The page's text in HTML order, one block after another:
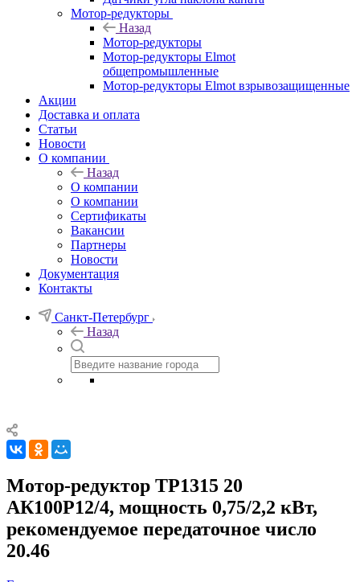
Мотор-редукторы
Назад
Мотор-редукторы
Мотор-редукторы Elmot
общепромышленные
Мотор-редукторы Elmot взрывозащищенные
Акции
Доставка и оплата
Статьи
Новости
О компании
Назад
О компании
О компании
Сертификаты
Вакансии
Партнеры
Новости
Документация
Контакты
Санкт-Петербург
Назад
Мотор-редуктор ТР1315 20
АК100P12/4, мощность 0,75/2,2 кВт,
рекомендуемое передаточное число
20.46